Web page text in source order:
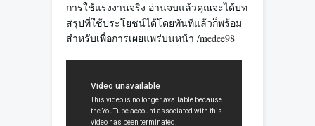
การใช้แรงงานจริง อ่านจบแล้วคุณจะได้บท
สรุปที่ใช้ประโยชน์ได้โดยทันทีแล้วก็พร้อม
สำหรับเพื่อการเผยแพร่บนหน้า /medee98